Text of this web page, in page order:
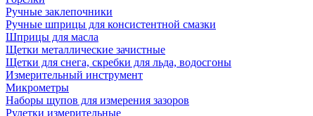
Ручные заклепочники
Ручные шприцы для консистентной смазки
Шприцы для масла
Щетки металлические зачистные
Щетки для снега, скребки для льда, водосгоны
Измерительный инструмент
Микрометры
Наборы щупов для измерения зазоров
Рулетки измерительные